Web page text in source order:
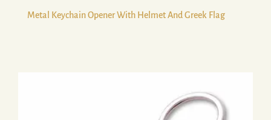
Metal Keychain Opener With Helmet And Greek Flag